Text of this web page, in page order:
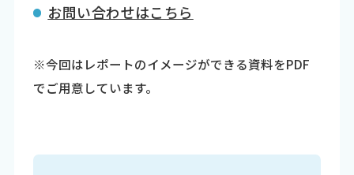
お問い合わせはこちら
※今回はレポートのイメージができる資料をPDF
でご用意しています。